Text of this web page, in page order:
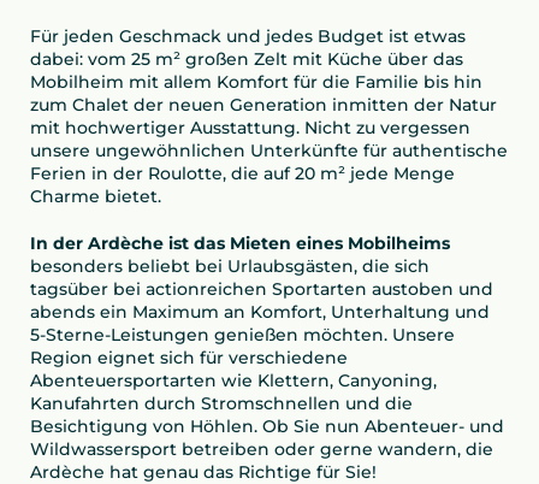
Für jeden Geschmack und jedes Budget ist etwas
dabei: vom 25 m² großen Zelt mit Küche über das
Mobilheim mit allem Komfort für die Familie bis hin
zum Chalet der neuen Generation inmitten der Natur
mit hochwertiger Ausstattung. Nicht zu vergessen
unsere ungewöhnlichen Unterkünfte für authentische
Ferien in der Roulotte, die auf 20 m² jede Menge
Charme bietet.
In der Ardèche ist das Mieten eines Mobilheims
besonders beliebt bei Urlaubsgästen, die sich
tagsüber bei actionreichen Sportarten austoben und
abends ein Maximum an Komfort, Unterhaltung und
5-Sterne-Leistungen genießen möchten. Unsere
Region eignet sich für verschiedene
Abenteuersportarten wie Klettern, Canyoning,
Kanufahrten durch Stromschnellen und die
Besichtigung von Höhlen. Ob Sie nun Abenteuer- und
Wildwassersport betreiben oder gerne wandern, die
Ardèche hat genau das Richtige für Sie!